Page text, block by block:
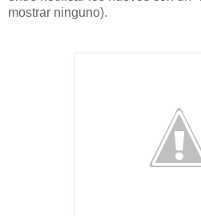
mostrar ninguno).